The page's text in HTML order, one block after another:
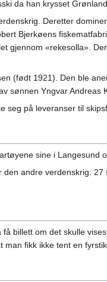
da han krysset
Deretter
Bjerkøens
gjennom «rekesolla».
(født 1921). Den ble
sønnen Yngvar Andreas
seg på leveranser til
sine i Langesund
andre verdenskrig:
billett om det skulle
fikk ikke tent en